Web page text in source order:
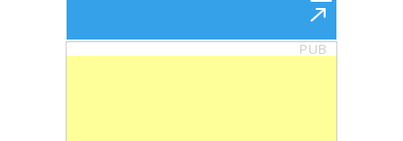
PUB